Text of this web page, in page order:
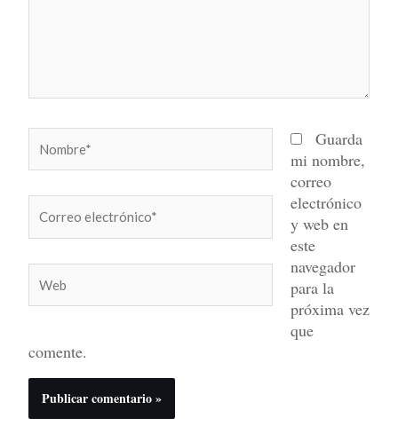
electrónico*
Guarda
mi nombre,
correo
electrónico
y web en
este
navegador
para la
próxima vez
que
comente.